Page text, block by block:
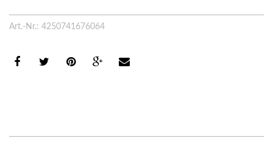
Art.-Nr.: 4250741676064